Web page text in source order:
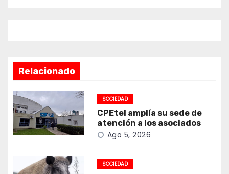
Relacionado
SOCIEDAD
CPEtel amplía su sede de
atención a los asociados
Ago 5, 2026
SOCIEDAD